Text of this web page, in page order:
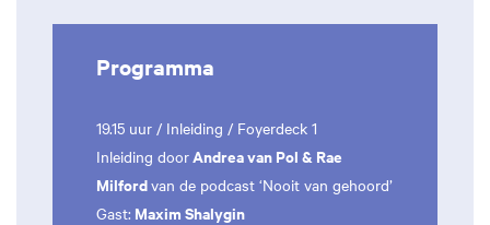
Programma
19.15 uur / Inleiding / Foyerdeck 1
Inleiding doorAndrea van Pol & Rae
Milfordvan de podcast ‘Nooit van gehoord’
Gast: Maxim Shalygin